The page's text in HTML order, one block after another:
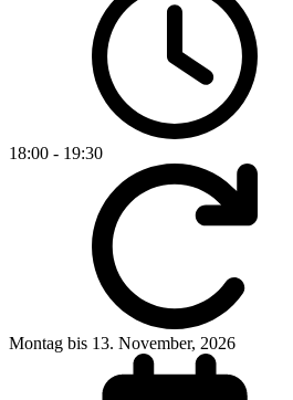
18:00 - 19:30
Montag bis 13. November, 2026